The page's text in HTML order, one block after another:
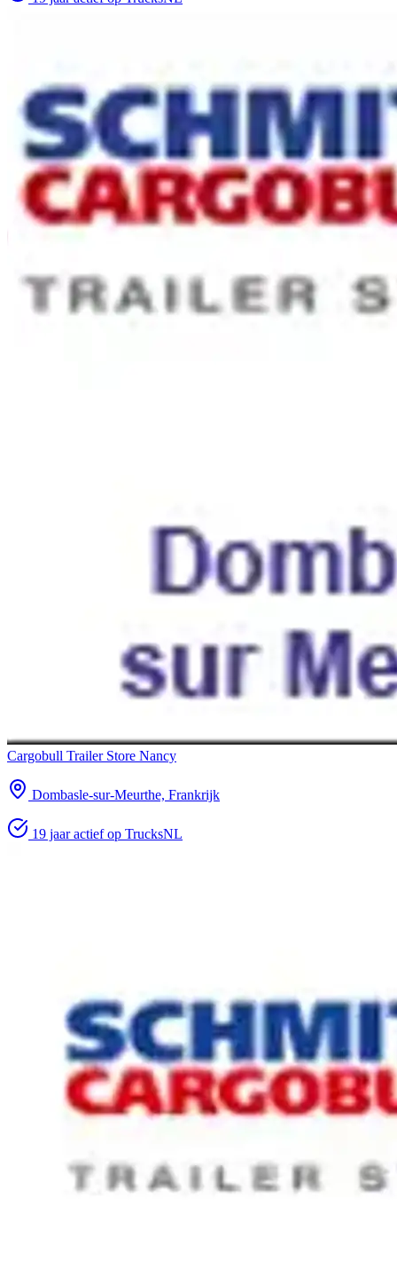
Cargobull Trailer Store Nancy
Dombasle-sur-Meurthe, Frankrijk
19 jaar actief op TrucksNL